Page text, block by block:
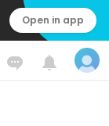
Open in app